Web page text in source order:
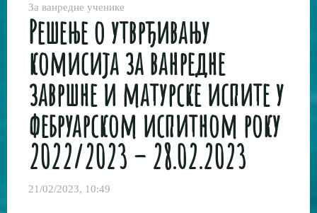
За ванредне ученике
Решење о утврђивању
комисија за ванредне
завршне и матурске испите у
фебруарском испитном року
2022/2023 – 28.02.2023
21/02/2023, 10:49